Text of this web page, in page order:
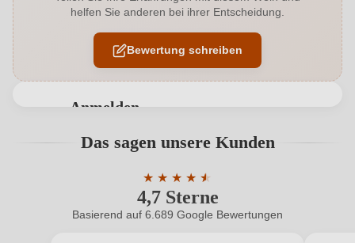
Allergene Enthält Sulfite
Ausbau Flaschengärung
helfen Sie anderen bei ihrer Entscheidung.
Bewertung schreiben
Anmelden
Benutzern abgegeben werden. Bitte loggen Sie sich
Neuer Kunde? Neuer Kunde?
Das sagen unsere Kunden
4,7 Sterne
★ ★ ★ ★ ★
★
Durchschnittliche Bewertung von 4.7
Basierend auf 6.689 Google Bewertungen